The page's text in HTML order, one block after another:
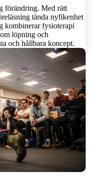
förändring. Med rätt
tända nyfikenhet
kombinerar fysioterapi
löpning och
och hållbara koncept.